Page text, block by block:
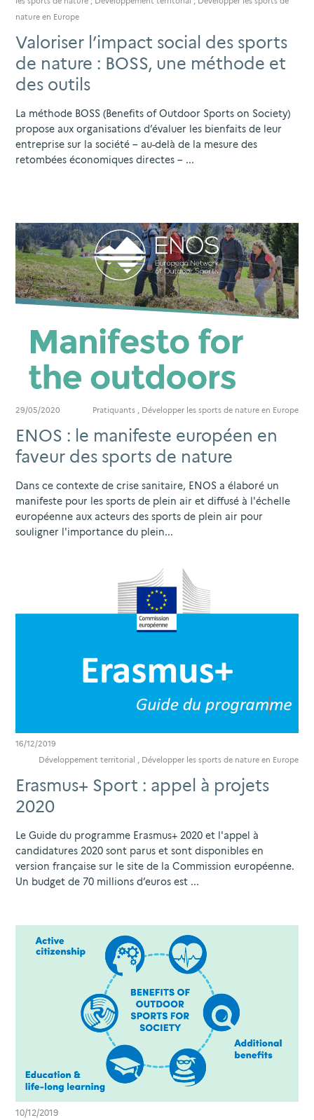
nature en Europe
Valoriser l’impact social des sports
de nature : BOSS, une méthode et
des outils
La méthode BOSS (Benefits of Outdoor Sports on Society)
propose aux organisations d’évaluer les bienfaits de leur
entreprise sur la société – au-delà de la mesure des
retombées économiques directes – ...
29/05/2020 Pratiquants , Développer les sports de nature en Europe
ENOS : le manifeste européen en
faveur des sports de nature
Dans ce contexte de crise sanitaire, ENOS a élaboré un
manifeste pour les sports de plein air et diffusé à l'échelle
européenne aux acteurs des sports de plein air pour
souligner l'importance du plein...
16/12/2019
Développement territorial , Développer les sports de nature en Europe
Erasmus+ Sport : appel à projets
2020
Le Guide du programme Erasmus+ 2020 et l'appel à
candidatures 2020 sont parus et sont disponibles en
version française sur le site de la Commission européenne.
Un budget de 70 millions d’euros est ...
10/12/2019